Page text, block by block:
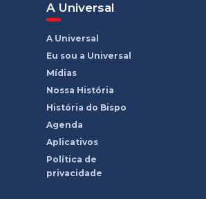
A Universal
A Universal
Eu sou a Universal
Mídias
Nossa História
História do Bispo
Agenda
Aplicativos
Política de
privacidade